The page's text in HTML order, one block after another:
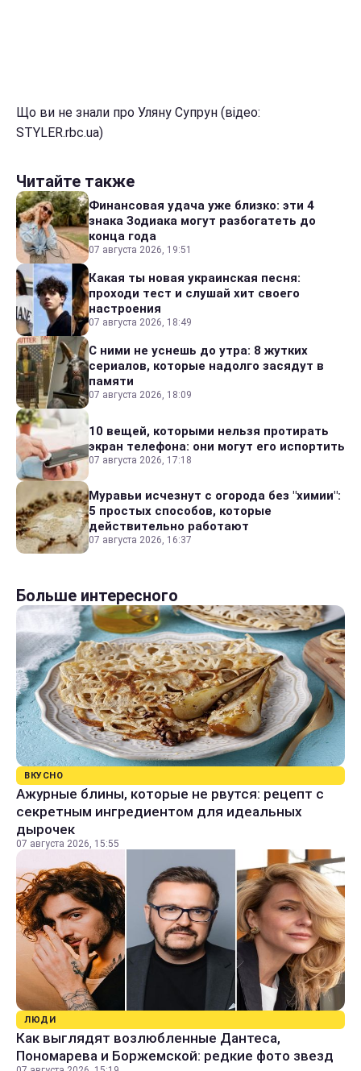
Що ви не знали про Уляну Супрун (відео:
STYLER.rbc.ua)
Читайте также
Финансовая удача уже близко: эти 4
знака Зодиака могут разбогатеть до
конца года
07 августа 2026, 19:51
Какая ты новая украинская песня:
проходи тест и слушай хит своего
настроения
07 августа 2026, 18:49
С ними не уснешь до утра: 8 жутких
сериалов, которые надолго засядут в
памяти
07 августа 2026, 18:09
10 вещей, которыми нельзя протирать
экран телефона: они могут его испортить
07 августа 2026, 17:18
Муравьи исчезнут с огорода без "химии":
5 простых способов, которые
действительно работают
07 августа 2026, 16:37
Больше интересного
ВКУСНО
Ажурные блины, которые не рвутся: рецепт с
секретным ингредиентом для идеальных
дырочек
07 августа 2026, 15:55
ЛЮДИ
Как выглядят возлюбленные Дантеса,
Пономарева и Боржемской: редкие фото звезд